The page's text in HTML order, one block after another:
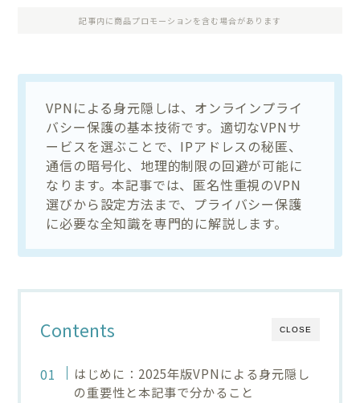
記事内に商品プロモーションを含む場合があります
VPNによる身元隠しは、オンラインプライ
バシー保護の基本技術です。適切なVPNサ
ービスを選ぶことで、IPアドレスの秘匿、
通信の暗号化、地理的制限の回避が可能に
なります。本記事では、匿名性重視のVPN
選びから設定方法まで、プライバシー保護
に必要な全知識を専門的に解説します。
CLOSE
Contents
はじめに：2025年版VPNによる身元隠し
の重要性と本記事で分かること